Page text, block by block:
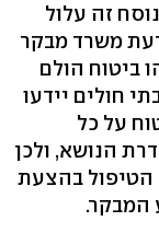
זה עלול
משרד מבקר
ביטוח הולם
חולים יידעו
על כל
הנושא, ולכן
הטיפול בהצעת
המבקר.